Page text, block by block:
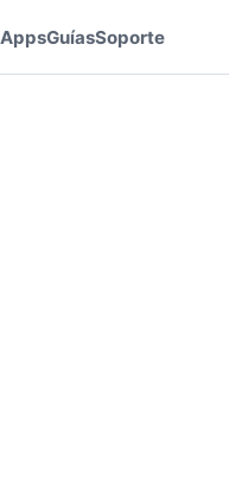
AppsGuíasSoporte